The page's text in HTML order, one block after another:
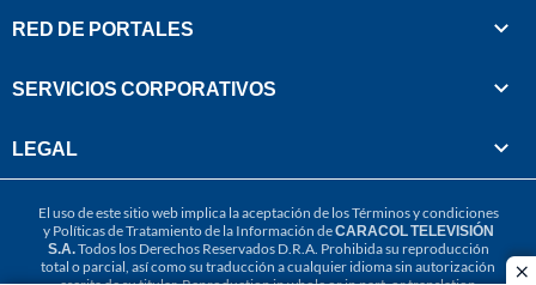
RED DE PORTALES
SERVICIOS CORPORATIVOS
LEGAL
El uso de este sitio web implica la aceptación de losTérminos y condiciones
y Políticas de Tratamiento de la Información deCARACOL TELEVISIÓN
S.A.Todos los Derechos Reservados D.R.A. Prohibida su reproducción
total o parcial, así como su traducción a cualquier idioma sin autorización